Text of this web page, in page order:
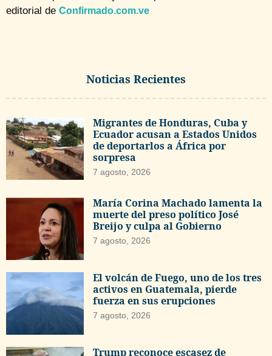
Noticias Recientes
Migrantes de Honduras, Cuba y
Ecuador acusan a Estados Unidos
de deportarlos a África por
sorpresa
7 agosto, 2026
María Corina Machado lamenta la
muerte del preso político José
Breijo y culpa al Gobierno
7 agosto, 2026
El volcán de Fuego, uno de los tres
activos en Guatemala, pierde
fuerza en sus erupciones
7 agosto, 2026
Trump reconoce escasez de
editorial de Confirmado.com.ve